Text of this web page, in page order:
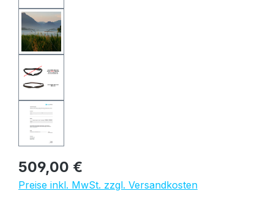
Regulärer Preis:
509,00 €
Preise inkl. MwSt. zzgl. Versandkosten